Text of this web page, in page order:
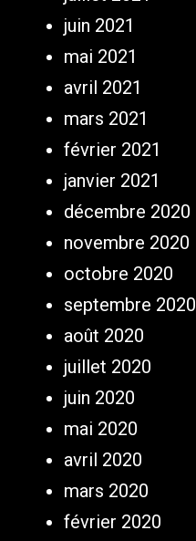
juin 2021
mai 2021
avril 2021
mars 2021
février 2021
janvier 2021
décembre 2020
novembre 2020
octobre 2020
septembre 2020
août 2020
juillet 2020
juin 2020
mai 2020
avril 2020
mars 2020
février 2020